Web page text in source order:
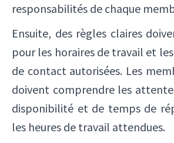
responsabilités de chaque
Ensuite, des règles claires
pour les horaires de travail et
de contact autorisées. Les
doivent comprendre les
disponibilité et de temps de
les heures de travail attendues.